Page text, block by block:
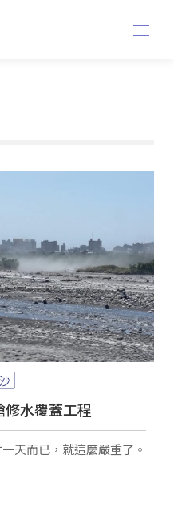
修水覆蓋工程
天而已，就這麼嚴重了。